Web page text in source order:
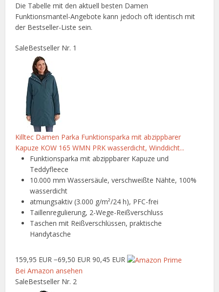
Die Tabelle mit den aktuell besten Damen
Funktionsmantel-Angebote kann jedoch oft identisch mit
der Bestseller-Liste sein.
SaleBestseller Nr. 1
Killtec Damen Parka Funktionsparka mit abzippbarer
Kapuze KOW 165 WMN PRK wasserdicht, Winddicht...
Funktionsparka mit abzippbarer Kapuze und
Teddyfleece
10.000 mm Wassersäule, verschweißte Nähte, 100%
wasserdicht
atmungsaktiv (3.000 g/m²/24 h), PFC-frei
Taillenregulierung, 2-Wege-Reißverschluss
Taschen mit Reißverschlüssen, praktische
Handytasche
159,95 EUR −69,50 EUR 90,45 EUR
Bei Amazon ansehen
SaleBestseller Nr. 2